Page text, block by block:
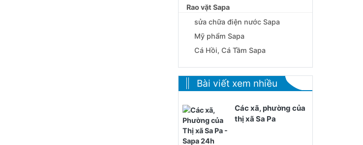
Rao vặt Sapa
sửa chữa điện nước Sapa
Mỹ phẩm Sapa
Cá Hồi, Cá Tầm Sapa
Bài viết xem nhiều
Các xã, phường của
thị xã Sa Pa